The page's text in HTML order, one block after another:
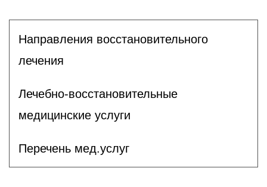
Направления восстановительного
лечения
Лечебно-восстановительные
медицинские услуги
Перечень мед.услуг